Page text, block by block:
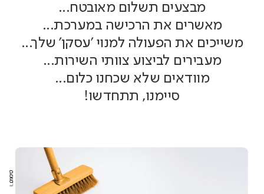
מבצעים תשלום מאובטח...
מאשרים את הרכישה במערכת...
משייכים את הפעולה למנוי 'עסקן' שלך...
מעבירים לביצוע צוותי השירות...
מוודאים שלא שכחנו כלום...
סיימנו, תתחדשו!